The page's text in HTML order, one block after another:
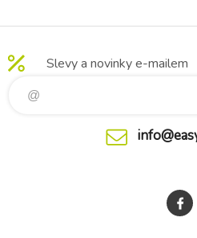
Slevy a novinky e-mailem